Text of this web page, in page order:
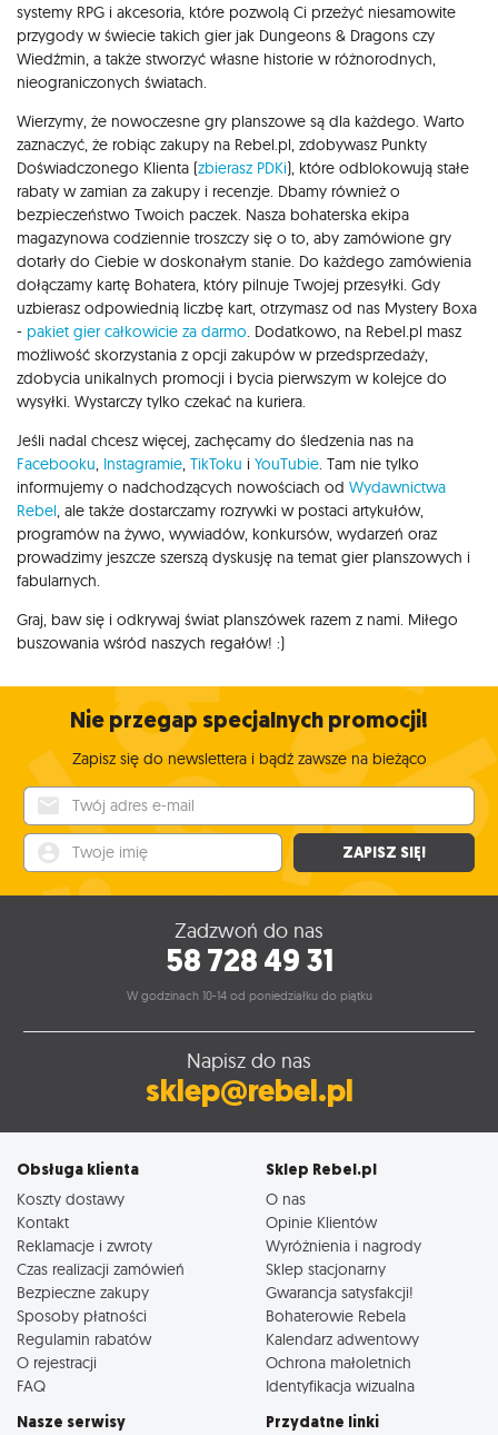
systemy RPG i akcesoria, które pozwolą Ci przeżyć niesamowite
przygody w świecie takich gier jak Dungeons & Dragons czy
Wiedźmin, a także stworzyć własne historie w różnorodnych,
nieograniczonych światach.
Wierzymy, że nowoczesne gry planszowe są dla każdego. Warto
zaznaczyć, że robiąc zakupy na Rebel.pl, zdobywasz Punkty
Doświadczonego Klienta (zbierasz PDKi), które odblokowują stałe
rabaty w zamian za zakupy i recenzje. Dbamy również o
bezpieczeństwo Twoich paczek. Nasza bohaterska ekipa
magazynowa codziennie troszczy się o to, aby zamówione gry
dotarły do Ciebie w doskonałym stanie. Do każdego zamówienia
dołączamy kartę Bohatera, który pilnuje Twojej przesyłki. Gdy
uzbierasz odpowiednią liczbę kart, otrzymasz od nas Mystery Boxa
- pakiet gier całkowicie za darmo . Dodatkowo, na Rebel.pl masz
możliwość skorzystania z opcji zakupów w przedsprzedaży,
zdobycia unikalnych promocji i bycia pierwszym w kolejce do
wysyłki. Wystarczy tylko czekać na kuriera.
Jeśli nadal chcesz więcej, zachęcamy do śledzenia nas na
Facebooku Instagramie TikToku i YouTubie . Tam nie tylko
informujemy o nadchodzących nowościach od Wydawnictwa
Rebel , ale także dostarczamy rozrywki w postaci artykułów,
programów na żywo, wywiadów, konkursów, wydarzeń oraz
prowadzimy jeszcze szerszą dyskusję na temat gier planszowych i
fabularnych.
Graj, baw się i odkrywaj świat planszówek razem z nami. Miłego
buszowania wśród naszych regałów! :)
Nie przegap specjalnych promocji!
Zapisz się do newslettera i bądź zawsze na bieżąco
ZAPISZ SIĘ!
Zadzwoń do nas
58 728 49 31
W godzinach 10-14 od poniedziałku do piątku
Napisz do nas
sklep@rebel.pl
Obsługa klienta
Koszty dostawy
Kontakt
Reklamacje i zwroty
Czas realizacji zamówień
Bezpieczne zakupy
Sposoby płatności
Regulamin rabatów
O rejestracji
FAQ
Sklep Rebel.pl
O nas
Opinie Klientów
Wyróżnienia i nagrody
Sklep stacjonarny
Gwarancja satysfakcji!
Bohaterowie Rebela
Kalendarz adwentowy
Ochrona małoletnich
Identyfikacja wizualna
Nasze serwisy Przydatne linki